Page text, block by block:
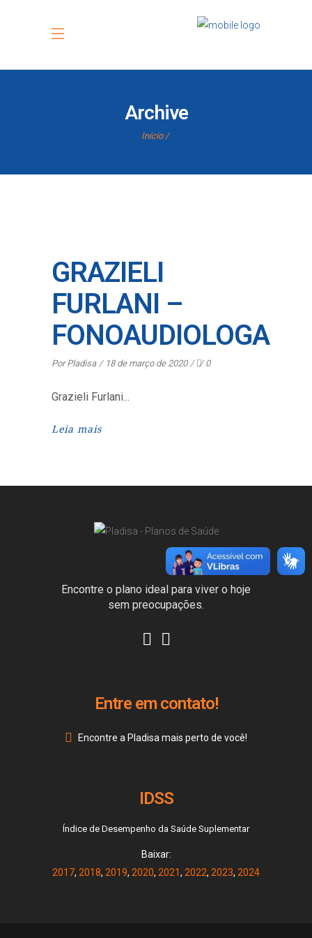
Archive
Início
GRAZIELI
FURLANI –
FONOAUDIOLOGA
Por Pladisa 18 de março de 2020 0
Grazieli Furlani
Leia mais
Encontre o plano ideal para viver o hoje
sem preocupações.
Entre em contato!
Encontre a Pladisa mais perto de você!
IDSS
Índice de Desempenho da Saúde Suplementar
Baixar:
2017, 2018, 2019, 2020, 2021, 2022, 2023, 2024